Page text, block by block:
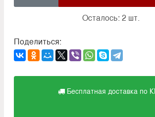
Осталось: 2 шт.
Поделиться:
Бесплатная доставка по